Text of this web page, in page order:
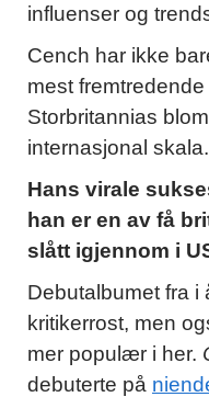
influenser og
Cench har ikke
mest
Storbritannias
internasjonal skala.
Hans virale
han er en av få
slått igjennom i
Debutalbumet fra i
kritikerrost, men
mer populær i her.
debuterte på